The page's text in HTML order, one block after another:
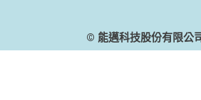
© 能邁科技股份有限公